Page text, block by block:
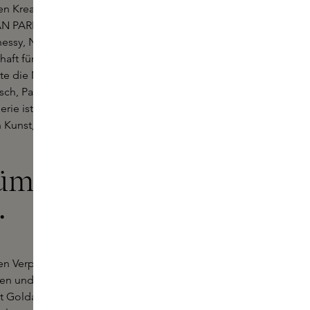
Kreationen, die Grenzen
PARIS einen einzigartigen Platz in
Nachkomme der berühmten
für Kunst und Parfümerie. Er war
Marke KILIAN PARIS als
Parfüm als Kunstform zu
ist einzigartig, denn er
so dass jedes Parfüm eine
KILIAN
Verpackungen. Jedes Parfüm wird
und versiegelten Schachtel
und raffinierten